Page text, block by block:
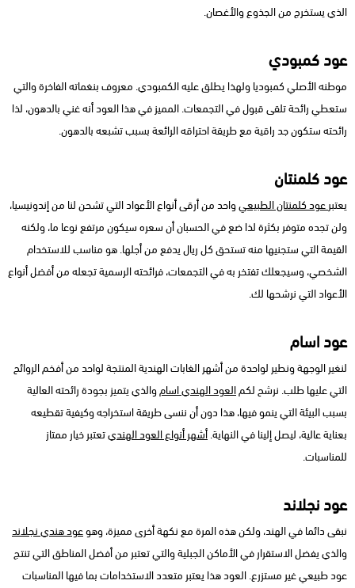
الذي يستخرج من الجذوع والأغصان.
عود كمبودي
موطنه الأصلي كمبوديا ولهذا يطلق عليه الكمبودي. معروف بنغماته الفاخرة والتي
ستعطي رائحة تلقى قبول في التجمعات. المميز في هذا العود أنه غني بالدهون، لذا
رائحته ستكون جد راقية مع طريقة احتراقه الرائعة بسبب تشبعه بالدهون.
عود كلمنتان
يعتبرعود كلمنتان الطبيعيواحد من أرقى أنواع الأعواد التي تشحن لنا من إندونيسيا،
ولن تجده متوفر بكثرة لذا ضع في الحسبان أن سعره سيكون مرتفع نوعا ما، ولكنه
القيمة التي ستجنيها منه تستحق كل ريال يدفع من أجلها. هو مناسب للاستخدام
الشخصي، وسيجعلك تفتخر به في التجمعات، فرائحته الرسمية تجعله من أفضل أنواع
الأعواد التي نرشحها لك.
عود اسام
لنغير الوجهة ونطير لواحدة من أشهر الغابات الهندية المنتجة لواحد من أفخم الروائح
التي عليها طلب. نرشح لكمالعود الهندي اساموالذي يتميز بجودة رائحته العالية
بسبب البيئة التي ينمو فيها، هذا دون أن ننسى طريقة استخراجه وكيفية تقطيعه
بعناية عالية، ليصل إلينا في النهاية.أشهر أنواع العود الهنديتعتبر خيار ممتاز
للمناسبات.
عود نجلاند
نبقى دائما في الهند، ولكن هذه المرة مع نكهة أخرى مميزة، وهوعود هندي نجلاند
والذي يفضل الاستقرار في الأماكن الجبلية والتي تعتبر من أفضل المناطق التي تنتج
عود طبيعي غير مستزرع. العود هذا يعتبر متعدد الاستخدامات بما فيها المناسبات